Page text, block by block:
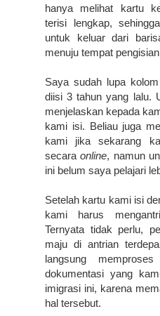
hanya melihat kartu
terisi lengkap,
untuk keluar dari
menuju tempat
Saya sudah lupa
diisi 3 tahun yang lalu.
menjelaskan kepada
kami isi. Beliau juga
kami jika sekarang
secara online, namun
ini belum saya pelajari
Setelah kartu kami isi
kami harus
Ternyata tidak perlu,
maju di antrian
langsung
dokumentasi yang
imigrasi ini, karena
hal tersebut.